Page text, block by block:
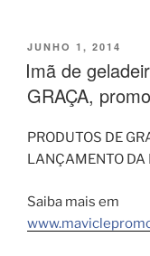
PUBLICADO
EM
JUNHO 1, 2014
Imã de
GRAÇA,
PRODUTOS DE
LANÇAMENTO DA
Saiba mais em